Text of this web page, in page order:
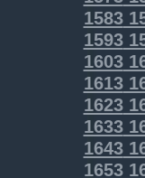
1583
1593
1603
1613
1623
1633
1643
1653